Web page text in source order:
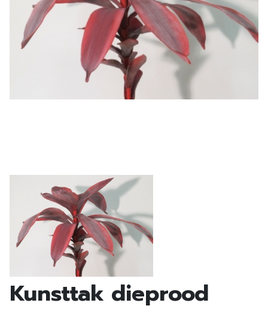
Kunsttak dieprood